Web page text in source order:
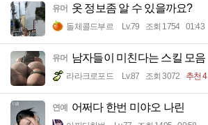
유머 옷 정보좀 알 수 있을까요?
돌체콜드부르 Lv.79 조회 1754 01:43
유머 남자들이 미친다는 스킬 모음
라라크로포드 Lv.87 조회 3072 추천 4
연예 어쩌다 한번 미야오 나린